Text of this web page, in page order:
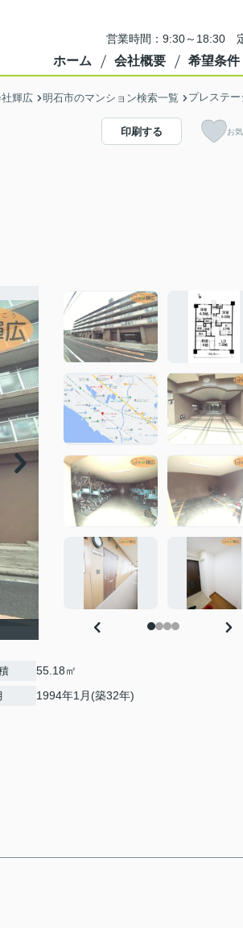
営業時間：9:30～18:30
ホーム 会社概要 希望条件
輝広 明石市のマンション検索一覧 プレステ
印刷する お
55.18㎡
1994年1月(築32年)